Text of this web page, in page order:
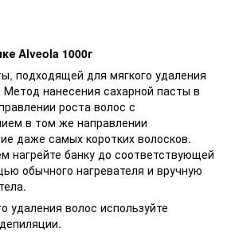
Alveola 1000г
подходящей для мягкого удаления
Метод нанесения сахарной пасты в
роста волос с
в том же направлении
даже самых коротких волосков.
нагрейте банку до соответствующей
обычного нагревателя и вручную
удаления волос используйте